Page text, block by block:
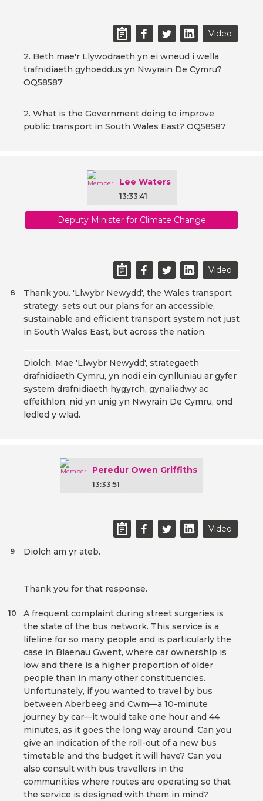
Video
2. Beth mae'r Llywodraeth yn ei wneud i wella
trafnidiaeth gyhoeddus yn Nwyrain De Cymru?
OQ58587
2. What is the Government doing to improve
public transport in South Wales East? OQ58587
Lee Waters
13:33:41
Deputy Minister for Climate Change
Video
Thank you. 'Llwybr Newydd', the Wales transport
strategy, sets out our plans for an accessible,
sustainable and efficient transport system not just
in South Wales East, but across the nation.
8
Diolch. Mae 'Llwybr Newydd', strategaeth
drafnidiaeth Cymru, yn nodi ein cynlluniau ar gyfer
system drafnidiaeth hygyrch, gynaliadwy ac
effeithlon, nid yn unig yn Nwyrain De Cymru, ond
ledled y wlad.
Peredur Owen Griffiths
13:33:51
Video
Diolch am yr ateb.
9
Thank you for that response.
A frequent complaint during street surgeries is
the state of the bus network. This service is a
lifeline for so many people and is particularly the
case in Blaenau Gwent, where car ownership is
low and there is a higher proportion of older
people than in many other constituencies.
Unfortunately, if you wanted to travel by bus
between Aberbeeg and Cwm—a 10-minute
journey by car—it would take one hour and 44
minutes, as it goes the long way around. Can you
give an indication of the roll-out of a new bus
timetable and the budget it will have? Can you
also consult with bus travellers in the
communities where routes are operating so that
the service is designed with them in mind?
10